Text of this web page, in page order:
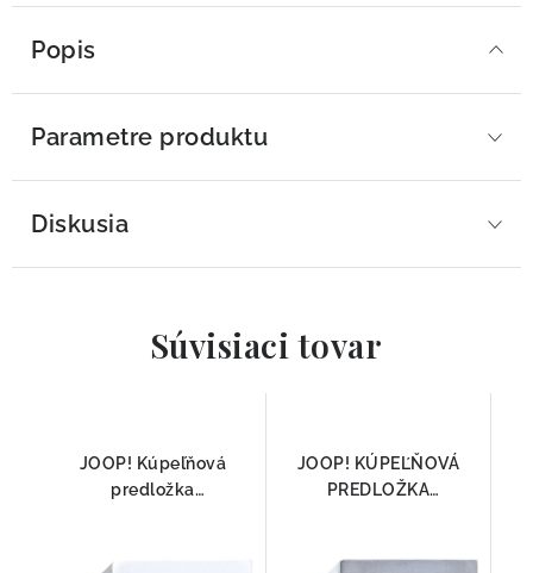
Popis
Parametre produktu
Diskusia
Súvisiaci tovar
JOOP! Kúpeľňová
predložka
100% Bavlna
JOOP! KÚPEĽŇOVÁ
PREDLOŽKA
100% Bavlna